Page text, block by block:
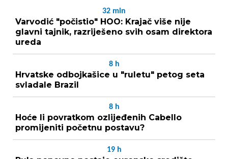
32 min
Varvodić "počistio" HOO: Krajač više nije
glavni tajnik, razriješeno svih osam direktora
ureda
8 h
Hrvatske odbojkašice u "ruletu" petog seta
svladale Brazil
8 h
Hoće li povratkom ozlijeđenih Cabello
promijeniti početnu postavu?
19 h